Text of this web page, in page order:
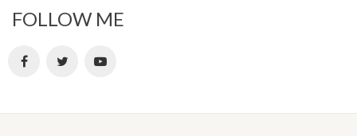
FOLLOW ME